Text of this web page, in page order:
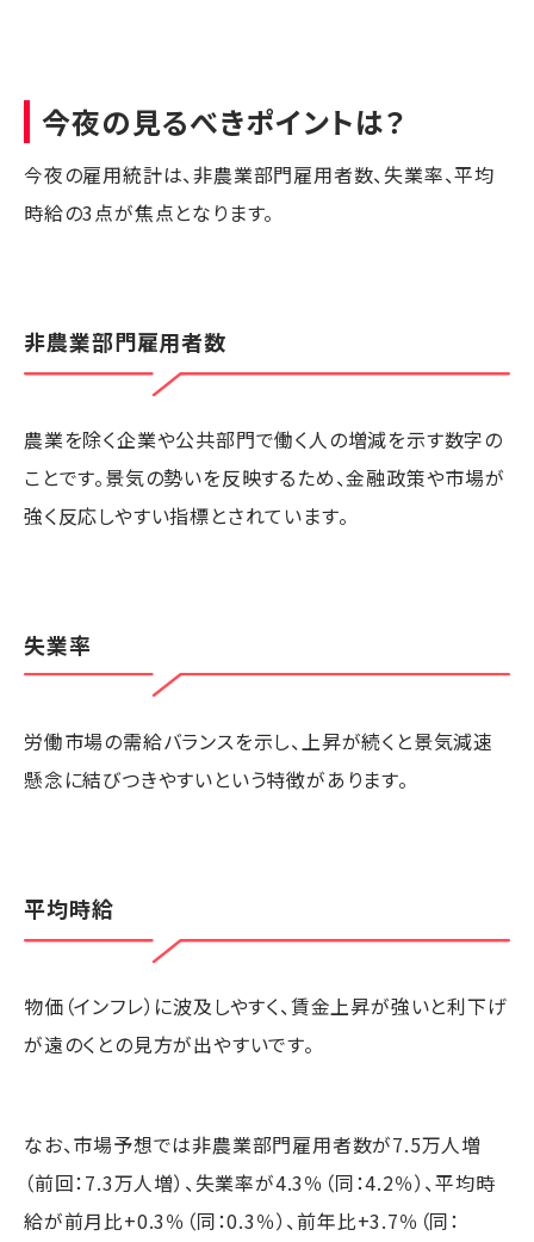
今夜の見るべきポイントは？
今夜の雇用統計は、非農業部門雇用者数、失業率、平均
時給の3点が焦点となります。
非農業部門雇用者数
農業を除く企業や公共部門で働く人の増減を示す数字の
ことです。景気の勢いを反映するため、金融政策や市場が
強く反応しやすい指標とされています。
失業率
労働市場の需給バランスを示し、上昇が続くと景気減速
懸念に結びつきやすいという特徴があります。
平均時給
物価（インフレ）に波及しやすく、賃金上昇が強いと利下げ
が遠のくとの見方が出やすいです。
なお、市場予想では非農業部門雇用者数が7.5万人増
（前回：7.3万人増）、失業率が4.3％（同：4.2％）、平均時
給が前月比+0.3％（同：0.3％）、前年比+3.7％（同：